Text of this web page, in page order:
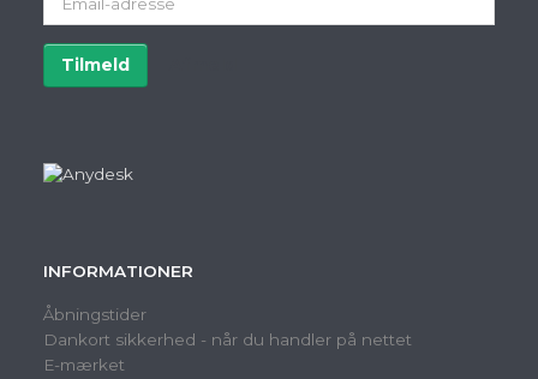
adresse
Tilmeld
INFORMATIONER
Åbningstider
Dankort sikkerhed - når du handler på nettet
E-mærket